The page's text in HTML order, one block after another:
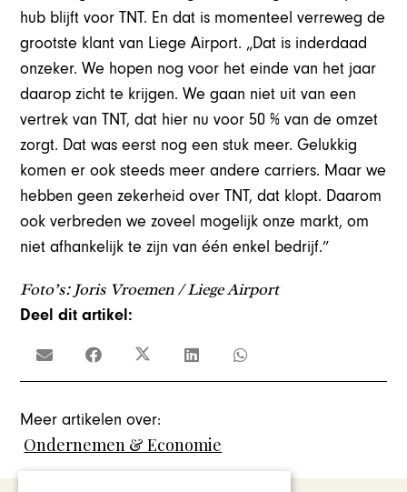
hub blijft voor TNT. En dat is momenteel verreweg de
grootste klant van Liege Airport. „Dat is inderdaad
onzeker. We hopen nog voor het einde van het jaar
daarop zicht te krijgen. We gaan niet uit van een
vertrek van TNT, dat hier nu voor 50 % van de omzet
zorgt. Dat was eerst nog een stuk meer. Gelukkig
komen er ook steeds meer andere carriers. Maar we
hebben geen zekerheid over TNT, dat klopt. Daarom
ook verbreden we zoveel mogelijk onze markt, om
niet afhankelijk te zijn van één enkel bedrijf.”
Foto’s: Joris Vroemen / Liege Airport
Deel dit artikel:
Meer artikelen over:
Ondernemen & Economie